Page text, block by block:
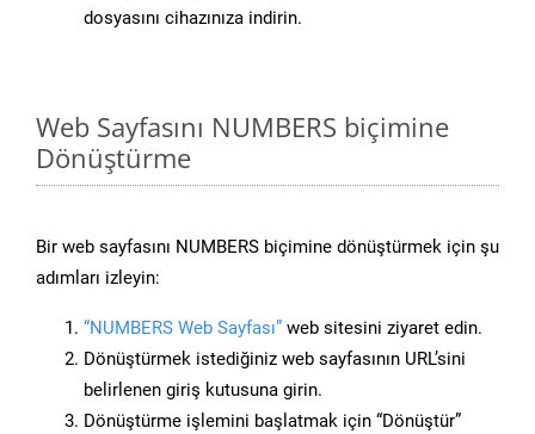
dosyasını cihazınıza indirin.
Web Sayfasını NUMBERS biçimine
Dönüştürme
Bir web sayfasını NUMBERS biçimine dönüştürmek için şu
adımları izleyin:
“NUMBERS Web Sayfası” web sitesini ziyaret edin.
Dönüştürmek istediğiniz web sayfasının URL’sini
belirlenen giriş kutusuna girin.
Dönüştürme işlemini başlatmak için “Dönüştür”